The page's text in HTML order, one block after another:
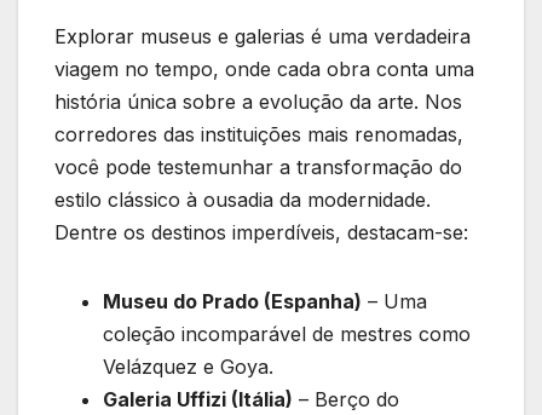
Explorar museus e galerias​ é uma verdadeira
viagem no tempo, onde cada obra conta uma
história única sobre a evolução da arte. ⁤Nos
corredores das instituições mais renomadas,
você pode‌ testemunhar a transformação do
estilo clássico à ousadia​ da modernidade.​
Dentre os destinos imperdíveis, destacam-se:
Museu do Prado (Espanha) ⁤– Uma
coleção ‌incomparável de mestres como
Velázquez e Goya.
Galeria ⁢Uffizi (Itália) – Berço do